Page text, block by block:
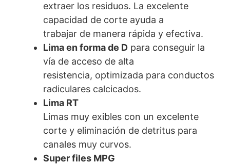
extraer los residuos. La excelente
capacidad de corte ayuda a
trabajar de manera rápida y efectiva.
Lima en forma de D para conseguir la
vía de acceso de alta
resistencia, optimizada para conductos
radiculares calcicados.
Lima RT
Limas muy exibles con un excelente
corte y eliminación de detritus para
canales muy curvos.
Super files MPG